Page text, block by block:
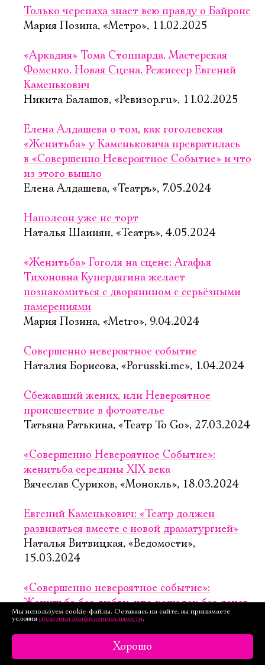
Только черепаха знает всю правду о Байроне
Мария Позина, «Метро», 11.02.2025
«Аркадия» Тома Стоппарда. Мастерская
Фоменко. Новая Сцена. Режиссер Евгений
Каменькович
Никита Балашов, «Ревизор.ru», 11.02.2025
Елена Алдашева о том, как гоголевская
«Женитьба» у Каменьковича превратилась
в «Совершенно Невероятное Событие» и что
из этого вышло
Елена Алдашева, «Театръ», 7.05.2024
Наполеон уже не торт
Наталья Шаинян, «Театръ», 4.05.2024
«Женитьба» Гоголя на сцене: Агафья
Тихоновна Купердягина желает
познакомиться с дворянином с серьёзными
намерениями
Мария Позина, «Metro», 9.04.2024
Совершенно невероятное событие
Наталия Борисова, «Porusski.me», 1.04.2024
Сбежавший жених, или Невероятное
происшествие в фотоателье
Татьяна Ратькина, «Театр To Go», 27.03.2024
«Совершенно Невероятное Событие»:
женитьба середины XIX века
Вячеслав Суриков, «Монокль», 18.03.2024
Евгений Каменькович: «Театр должен
развиваться вместе с новой драматургией»
Наталья Витвицкая, «Ведомости»,
15.03.2024
«Совершенно невероятное событие»:
Женитьба без любви, что кошелек без денег
Александра Горелая, «Кинорепортёр»,
6.03.2024
«Совершенно невероятное событие»
Мы используем cookie-файлы. Оставаясь на сайте, вы принимаете
условия политики конфиденциальности.
Хорошо